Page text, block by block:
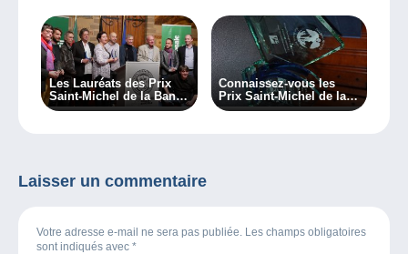
Les Lauréats des Prix
Saint-Michel de la Bande
Dessinée (événement
Connaissez-vous les
Prix Saint-Michel de la
bande dessinée ?
Laisser un commentaire
Votre adresse e-mail ne sera pas publiée. Les champs obligatoires
sont indiqués avec *